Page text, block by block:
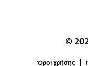
©
Όροι χρήσης